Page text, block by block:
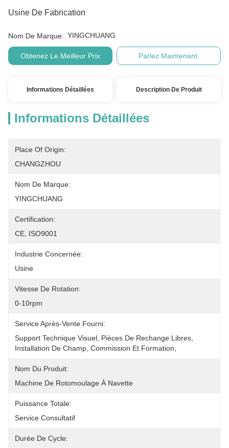
Usine De Fabrication
Nom De Marque: YINGCHUANG
Obtenez Le Meilleur Prix Parlez Maintenant.
Informations Détaillées Description De Produit
Informations Détaillées
Place Of Origin:
CHANGZHOU
Nom De Marque:
YINGCHUANG
Certification:
CE, ISO9001
Industrie Concernée:
Usine
Vitesse De Rotation:
0-10rpm
Service Après-Vente Fourni:
Support Technique Visuel, Pièces De Rechange Libres,
Installation De Champ, Commission Et Formation,
Nom Du Produit:
Machine De Rotomoulage À Navette
Puissance Totale:
Service Consultatif
Durée De Cycle: